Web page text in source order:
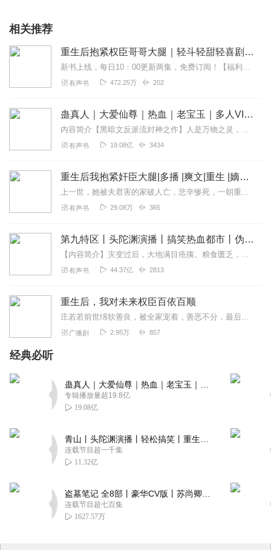
相关推荐
重生后抱紧权臣哥哥大腿｜轻斗轻甜轻喜剧｜免费｜多人
新书上线，每日10：00更新两集，免费订阅！【福利来袭】福利1：第4集评论区盖楼活动（≥10字，不重复），满500楼，抽3位送VIP月卡一张。福利2：圈子打卡3...
有声书 472.25万 202
蛊真人｜大爱仙尊｜热血｜老宝玉｜多人VIP免费有声剧
内容简介【黑暗文反派流封神之作】人是万物之灵，蛊是天地真精。一个穿越者不断重生的故事。一个养蛊、炼蛊、用蛊的奇特世界。配音组（男角色）老宝玉旁白...
有声书 19.08亿 3434
重生后我抱紧奸臣大腿|多播 |爽文|重生 |嫡女|权谋
上一世，她被夫君害的家破人亡，悲辛惨死，一朝重生，怯懦嫡女医术高超，艳绝京城。为了给自己找个盟友，她招惹上了大陈第一奸臣，那个传说中手段凶残的大反派。中剧毒性命...
有声书 29.08万 365
第九特区丨头陀渊演播丨搞笑热血都市丨伪戒丨VIP免费多人有声剧
【内容简介】灾变过后，大地满目疮痍。粮食匮乏，资源紧俏，局势混乱……一位从待规划区杀出来的青年，背对着漫天黄沙，孤身来到九区谋生，却不曾想偶然结识三五好友，一念...
有声书 44.37亿 2813
重生后，我对未来权臣百依百顺
庄若若前世绵软善良，被全家宠着，善恶不分，最后竟眼睁睁被一对狗男女剖腹取子，血液流干而死。重活一生，她提着漆器食盒，屁颠颠地追着府里的某位落魄客卿满院子乱转。因...
广播剧 2.95万 857
经典必听
专辑播放量超19.8亿
19.08亿
连载节目超一千集
11.32亿
连载节目超七百集
1627.57万